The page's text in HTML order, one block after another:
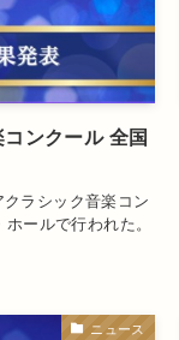
ンクール 全国
ラシック音楽コン
ールで行われた。
ニュース